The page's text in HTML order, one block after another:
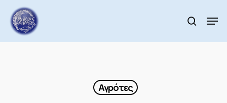
main
content
search
Αγρότες
Menu